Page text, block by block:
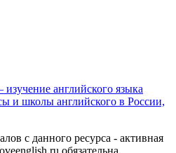
изучение английского языка
и школы английского в России,
с данного ресурса - активная